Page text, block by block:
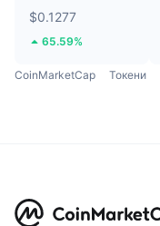
$0.1277
65.59%
CoinMarketCap Токени